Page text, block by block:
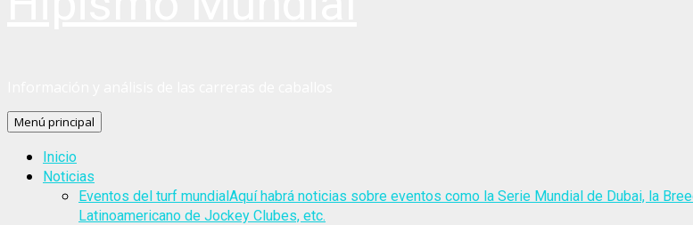
Menú principal
Inicio
Noticias
Eventos del turf mundialAquí habrá noticias sobre eventos como la Serie Mundial de Dubai, la
Latinoamericano de Jockey Clubes, etc.